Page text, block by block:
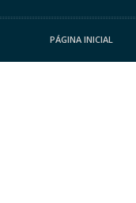
PÁGINA INICIAL